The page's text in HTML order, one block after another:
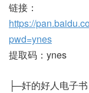
链接：
https://
pwd=ynes
提取码：ynes
├─奸的好人电子书